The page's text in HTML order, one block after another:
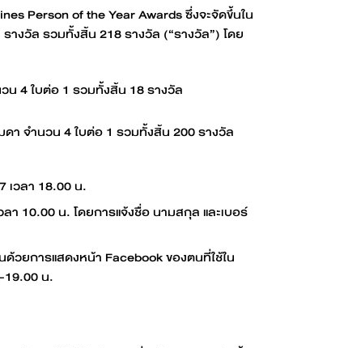
Person of the Year Awards ซึ่งจะจัดขึ้นใน
งวัล รวมทั้งสิ้น 218 รางวัล (“รางวัล”) โดย
น 4 ใบต่อ 1 รวมทั้งสิ้น 18 รางวัล
า จำนวน 4 ใบต่อ 1 รวมทั้งสิ้น 200 รางวัล
เวลา 18.00 น.
10.00 น. โดยการแจ้งชื่อ นามสกุล และเบอร์
ยการแสดงหน้า Facebook ของตนที่ใช้ใน
19.00 น.